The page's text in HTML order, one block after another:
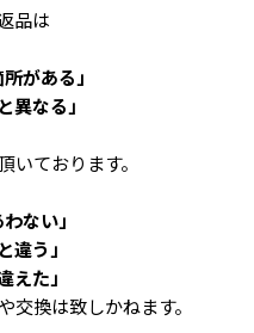
品は
がある」
異なる」
いております。
ない」
違う」
えた」
交換は致しかねます。